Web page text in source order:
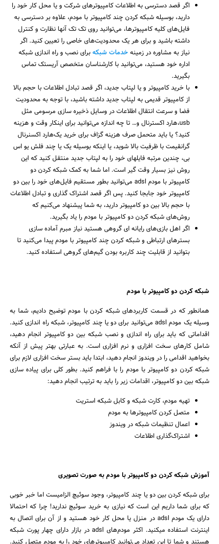
اگر قصد دسترسی به اطلاعات کامپیوترهای شرکت و یا محل کار خود را
دارید، بوسیله شبکه کردن چند کامپیوتر با مودم، علاوه بر دسترسی به
فایل‌های کلیه کامپیوترها، می‌توانید روی تک تک آنها نظارت و کنترل
داشته باشید و برای هر یک محدودیت‌های خاصی را تعیین کنید. اگر
نیاز به مشاوره در زمینهخدمات شبکهبرای نصب و راه اندازی شبکه
اداره خود هستید، می‌توانید با کارشناسان متخصص آریستک تماس
بگیرید.
با خرید کامپیوتر و یا لپتاب جدید، اگر قصد تبادل اطلاعات با حجم بالا
از کامپیوتر قدیمی به لپتاب جدید داشته باشید، با توجه به محدودیت
فضا و سرعت انتقال اطلاعات در وسایل ذخیره سازی مرسومی مثل
usb،‌هارد اکسترنال و… تا چه اندازه می‌توانید برای اینکار وقت و هزینه
کنید؟ یا باید متحمل صرف هزینه گزاف برای خرید یک‌هارد اکسنرنال
گرانقیمت با ظرفیت بالا شوید، یا اینکه بوسیله یک یا چند فلش یو اس
بی، چندین مرتبه فایلهای خود را به لپتاب جدید منتقل کنید که این
روش نیز بسیار وقت گیر است. اما شما به کمک شبکه کردن دو
کامپیوتر با مودم adsl می‌توانید بطور مستقیم فایل‌های خود را بین دو
کامپیوتر خود جابجا کنید. پس اگر قصد اشتراک گذاری و تبادل اطلاعات
با حجم بالا بین دو کامپیوتر دارید، به شما پیشنهاد می‌کنیم که
روش‌های شبکه کردن دو کامپیوتر با مودم را یاد بگیرید.
اگر اهل بازی‌های رایانه ای گروهی هستید نیاز مبرم آماده سازی
بسترهای ارتباطی و شبکه کردن چند کامپیوتر با مودم پیدا می‌کنید تا
بتوانید از قابلیت چند کاربره بودن گیم‌های گروهی استفاده کنید.
شبکه کردن دو کامپیوتر با مودم
همانطور که در قسمت کاربردهای شبکه کردن با مودم توضیح دادیم، شما به
وسیله یک مودم adsl می‌توانید برای دو یا چند کامپیوتر، شبکه راه اندازی کنید.
اقداماتی که باید برای راه اندازی و نصب شبکه بین دو کامپیوتر انجام دهید،
شامل کارهای سخت افزاری و نرم افزاری است. به عبارتی بهتر پیش از آنکه
بخواهید اقدامی را در ویندوز انجام دهید، ابتدا باید بستر سخت افزاری لازم برای
شبکه کردن دو کامپیوتر با مودم را با فراهم کنید. بطور کلی برای پیاده سازی
شبکه بین دو کامپیوتر، اقدامات زیر را باید به ترتیب انجام دهید:
تهیه مودم، کارت شبکه و کابل شبکه استریت
متصل کردن کامپیوترها به مودم
اعمال تنظیمات شبکه در ویندوز
اشتراک‌گذاری اطلاعات
آموزش شبکه کردن دو کامپیوتر با مودم به صورت تصویری
برای شبکه کردن بین دو یا چند کامپیوتر، وجود سوئیچ الزامیست اما خبر خوبی
که برای شما داریم این است که نیازی به خرید سوئیچ ندارید! چرا که احتمالا
دارای یک مودم adsl در منزل یا محل کار خود هستید و از آن برای اتصال به
اینترنت استفاده میکنید. اکثر مودم‌های adsl در بازار دارای چهار پورت شبکه